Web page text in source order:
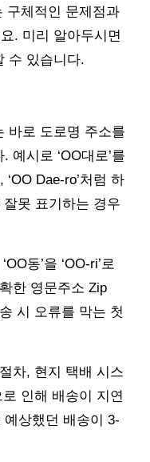
구체적인 문제점과
. 미리 알아두시면
수 있습니다.
바로 도로명 주소를
예시로 ‘OO대로’를
‘OO Dae-ro’처럼 하
잘못 표기하는 경우
동’을 ‘OO-ri’로
한 영문주소 Zip
시 오류를 막는 첫
차, 현지 택배 시스
인해 배송이 지연
상했던 배송이 3-